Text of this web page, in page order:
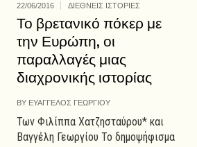
22/06/2016 ΔΙΕΘΝΕΙΣ ΙΣΤΟΡΙΕΣ
Το βρετανικό πόκερ με
την Ευρώπη, οι
παραλλαγές μιας
διαχρονικής ιστορίας
BY ΕΥΑΓΓΕΛΟΣ ΓΕΩΡΓΙΟΥ
Των Φιλίππα Χατζησταύρου* και
Βαγγέλη Γεωργίου Το δημοψήφισμα